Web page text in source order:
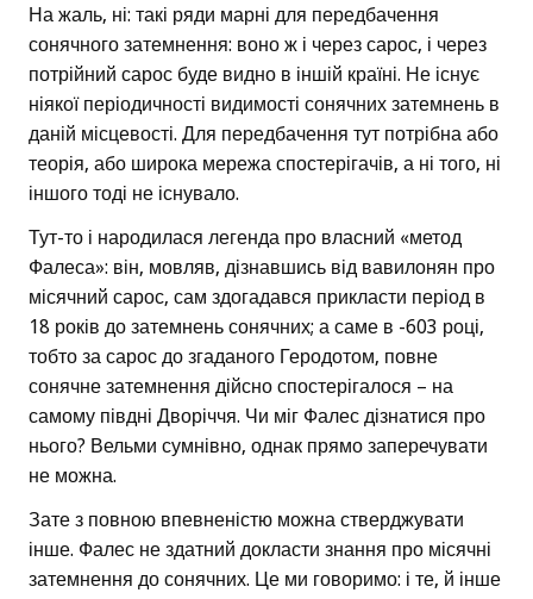
На жаль, ні: такі ряди марні для передбачення
сонячного затемнення: воно ж і через сарос, і через
потрійний сарос буде видно в іншій країні. Не існує
ніякої періодичності видимості сонячних затемнень в
даній місцевості. Для передбачення тут потрібна або
теорія, або широка мережа спостерігачів, а ні того, ні
іншого тоді не існувало.
Тут-то і народилася легенда про власний «метод
Фалеса»: він, мовляв, дізнавшись від вавилонян про
місячний сарос, сам здогадався прикласти період в
18 років до затемнень сонячних; а саме в -603 році,
тобто за сарос до згаданого Геродотом, повне
сонячне затемнення дійсно спостерігалося – на
самому півдні Дворіччя. Чи міг Фалес дізнатися про
нього? Вельми сумнівно, однак прямо заперечувати
не можна.
Зате з повною впевненістю можна стверджувати
інше. Фалес не здатний докласти знання про місячні
затемнення до сонячних. Це ми говоримо: і те, й інше